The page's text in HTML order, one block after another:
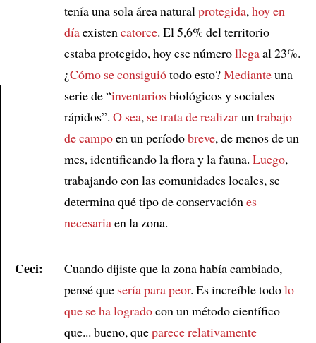
tenía una sola área natural protegida, hoy en
díaexisten catorce. El 5,6% del territorio
estaba protegido, hoy ese númerollegaal 23%.
¿Cómo se consiguiótodo esto?Medianteuna
serie de “inventariosbiológicos y sociales
rápidos”. O sea, se trata de realizarun trabajo
de campoen un períodobreve, de menos de un
mes, identificando la flora y la fauna. Luego,
trabajando con las comunidades locales, se
determina qué tipo de conservación es
necesariaen la zona.
Ceci:
Cuando dijiste que la zona había cambiado,
pensé que sería para peor. Es increíble todolo
que se ha logradocon un método científico
que... bueno, queparece relativamente